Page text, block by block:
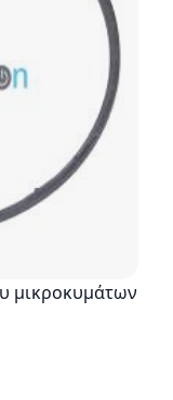
μικροκυμάτων